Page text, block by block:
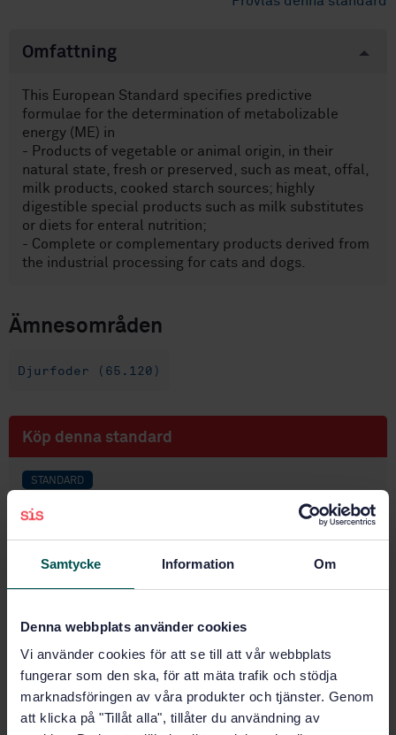
Samtycke Information Om
Denna webbplats använder cookies
Vi använder cookies för att se till att vår webbplats
fungerar som den ska, för att mäta trafik och stödja
marknadsföringen av våra produkter och tjänster. Genom
att klicka på "Tillåt alla", tillåter du användning av
Omfattning
This European Standard specifies predictive
formulae for the determination of metabolizable
energy (ME) in
- Products of vegetable or animal origin, in their
natural state, fresh or preserved, such as meat, offal,
milk products, cooked starch sources; highly
digestible special products such as milk substitutes
or diets for enteral nutrition;
- Complete or complementary products derived from
the industrial processing for cats and dogs.
Ämnesområden
Djurfoder (65.120)
Köp denna standard
STANDARD
SVENSK STANDARD
Djurfoder: Metoder för provtagning och analys -
kompletteringsfoder till katter och hundar (inklusive
dietfoder)
Prenumerera på standarden - Läs mer
PDF
Lägg i varukorgen